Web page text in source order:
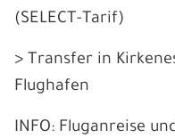
(SELECT-Tarif)
> Transfer in
Flughafen
INFO: Fluganreise